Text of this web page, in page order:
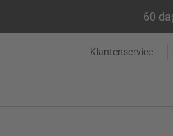
60
Klantenservice